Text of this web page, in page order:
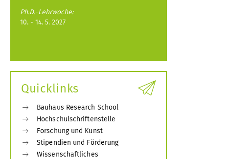
Ph.D.-Lehrwoche:
10. - 14. 5. 2027
Quicklinks
Bauhaus Research School
Hochschulschriftenstelle
Forschung und Kunst
Stipendien und Förderung
Wissenschaftliches